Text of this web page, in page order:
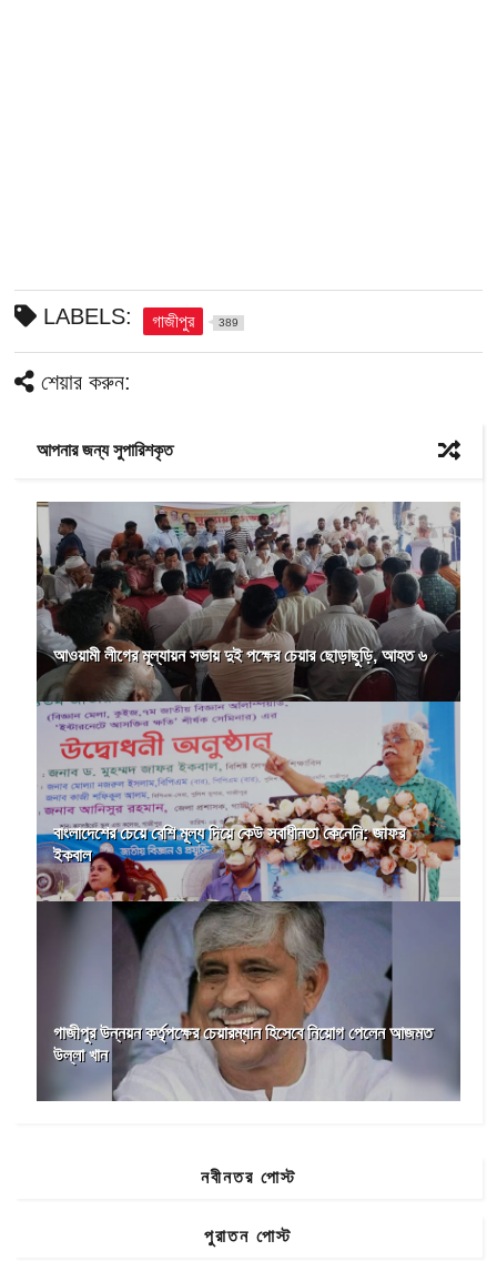
LABELS: গাজীপুর 389
শেয়ার করুন:
আপনার জন্য সুপারিশকৃত
আওয়ামী লীগের মূল্যায়ন সভায় দুই পক্ষের চেয়ার ছোড়াছুড়ি, আহত ৬
বাংলাদেশের চেয়ে বেশি মূল্য দিয়ে কেউ স্বাধীনতা কেনেনি: জাফর
ইকবাল
গাজীপুর উন্নয়ন কর্তৃপক্ষের চেয়ারম্যান হিসেবে নিয়োগ পেলেন আজমত
উল্লা খান
নবীনতর পোস্ট
পুরাতন পোস্ট